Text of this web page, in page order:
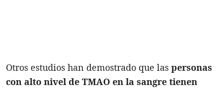
Otros estudios han demostrado que las personas
con alto nivel de TMAO en la sangre tienen